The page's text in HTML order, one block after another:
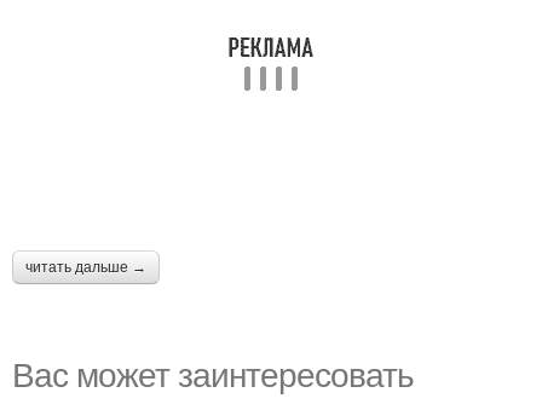
читать дальше →
Вас может заинтересовать